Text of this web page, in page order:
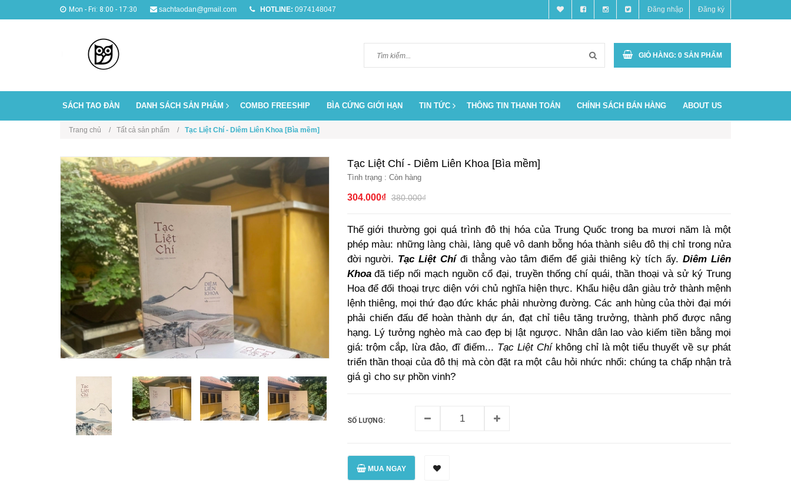
Mon - Fri: 8:00 - 17:30 sachtaodan@gmail.com HOTLINE: 0974148047 Đăng nhập Đăng ký
GIỎ HÀNG: 0 SẢN PHẨM
SÁCH TAO ĐÀN DANH SÁCH SẢN PHẨM COMBO FREESHIP BÌA CỨNG GIỚI HẠN TIN TỨC THÔNG TIN THANH TOÁN CHÍNH SÁCH BÁN HÀNG ABOUT US
Trang chủ Tất cả sản phẩm Tạc Liệt Chí - Diêm Liên Khoa [Bìa mềm]
Tạc Liệt Chí - Diêm Liên Khoa [Bìa mềm]
Tình trạng : Còn hàng
304.000₫ 380.000₫
Thế giới thường gọi quá trình đô thị hóa của Trung Quốc trong ba mươi năm là một
phép màu: những làng chài, làng quê vô danh bỗng hóa thành siêu đô thị chỉ trong nửa
đời người. Tạc Liệt Chíđi thẳng vào tâm điểm để giải thiêng kỳ tích ấy.Diêm Liên
Khoađã tiếp nối mạch nguồn cổ đại, truyền thống chí quái, thần thoại và sử ký Trung
Hoa để đối thoại trực diện với chủ nghĩa hiện thực. Khẩu hiệu dân giàu trở thành mệnh
lệnh thiêng, mọi thứ đạo đức khác phải nhường đường. Các anh hùng của thời đại mới
phải chiến đấu để hoàn thành dự án, đạt chỉ tiêu tăng trưởng, thành phố được nâng
hạng. Lý tưởng nghèo mà cao đẹp bị lật ngược. Nhân dân lao vào kiếm tiền bằng mọi
giá: trộm cắp, lừa đảo, đĩ điếm... Tạc Liệt Chíkhông chỉ là một tiểu thuyết về sự phát
triển thần thoại của đô thị mà còn đặt ra một câu hỏi nhức nhối: chúng ta chấp nhận trả
giá gì cho sự phồn vinh?
SỐ LƯỢNG:
MUA NGAY